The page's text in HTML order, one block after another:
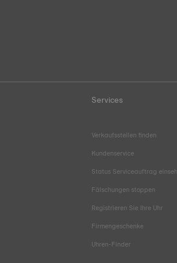
Services
Verkaufsstellen finden
Kundenservice
Status Serviceauftrag
Fälschungen stoppen
Registrieren Sie Ihre Uhr
Firmengeschenke
Uhren-Finder